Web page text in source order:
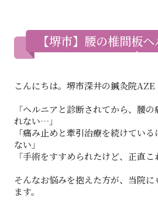
【堺市】腰の椎間板
みの方へ
こんにちは。堺市深井の鍼灸院AZE
「ヘルニアと診断されてから、腰
れない…」
「痛み止めと牽引治療を続けてい
ない」
「手術をすすめられたけど、正直こ
そんなお悩みを抱えた方が、当院
ます。